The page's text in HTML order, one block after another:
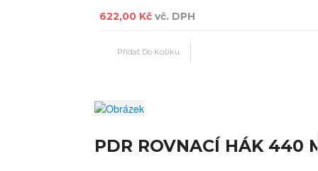
622,00 Kč vč. DPH
PDR ROVNACÍ HÁK 440